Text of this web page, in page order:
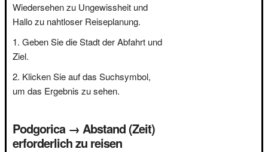
Wiedersehen zu Ungewissheit und
Hallo zu nahtloser Reiseplanung.
Geben Sie die Stadt der Abfahrt und
Ziel.
Klicken Sie auf das Suchsymbol,
um das Ergebnis zu sehen.
Podgorica → Abstand (Zeit)
erforderlich zu reisen